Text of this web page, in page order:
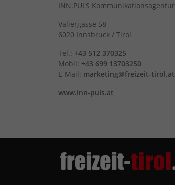
INN.PULS Kommunikationsagentur
Valiergasse 58
6020 Innsbruck / Tirol
Tel.: +43 512 370325
Mobil: +43 699 13703250
E-Mail: marketing@freizeit-tirol.at
www.inn-puls.at